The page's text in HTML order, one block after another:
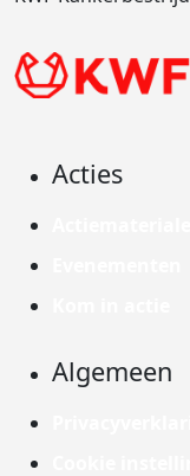
Acties
Algemeen